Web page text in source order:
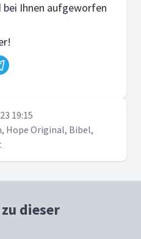
bei Ihnen aufgeworfen
19:15
Hope Original, Bibel,
dieser